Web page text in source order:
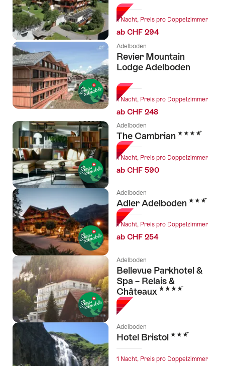
1 Nacht, Preis pro Doppelzimmer
ab CHF 294
Adelboden
Revier Mountain
Lodge Adelboden
1 Nacht, Preis pro Doppelzimmer
ab CHF 248
Adelboden
The Cambrian 4 Sterne
1 Nacht, Preis pro Doppelzimmer
ab CHF 590
Adelboden
Adler Adelboden 3 Sterne
1 Nacht, Preis pro Doppelzimmer
ab CHF 254
Adelboden
Bellevue Parkhotel &
Spa – Relais &
Châteaux 4 Sterne
Adelboden
Hotel Bristol 3 Sterne
1 Nacht, Preis pro Doppelzimmer